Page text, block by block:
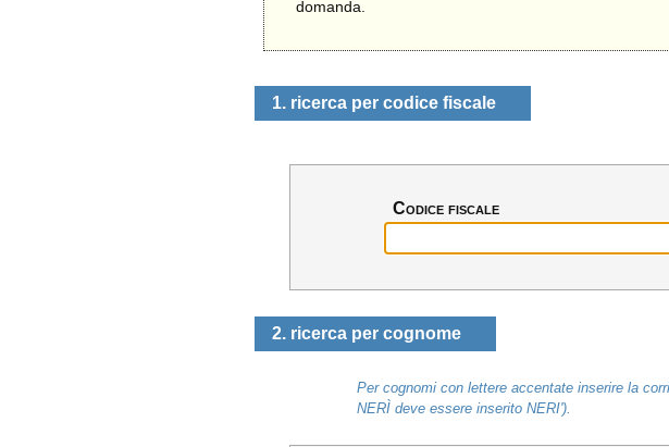
domanda.
1. ricerca per codice fiscale
Codice fiscale
2. ricerca per cognome
Per cognomi con lettere accentate inserire la
NERÌ deve essere inserito NERI').